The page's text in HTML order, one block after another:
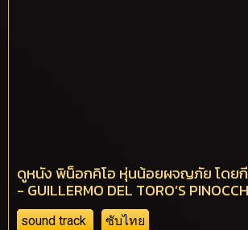
ดูหนัง พิน็อกคิโอ หุ่นน้อยผจญภัย โดยกีเ
- GUILLERMO DEL TORO’S
sound track ซับไทย